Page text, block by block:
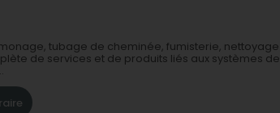
tubage de cheminée, fumisterie, nettoyage
de services et de produits liés aux systèmes de